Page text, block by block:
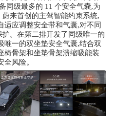
同级最多的 11 个安全气囊,为
来首创的主驾智能约束系统,
适应调整安全带和气囊,对不同
。在第二排开发了同级唯一的
唯一的双坐垫安全气囊,结合双
椅骨架和坐垫骨架溃缩吸能装
风险。